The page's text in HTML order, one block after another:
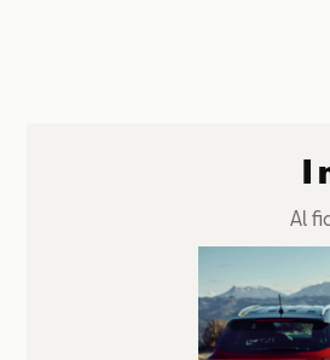
Nuova SEAT
Tua da 169€ al mese. TAN 2,95% – TAEG 4,17%
I
Al